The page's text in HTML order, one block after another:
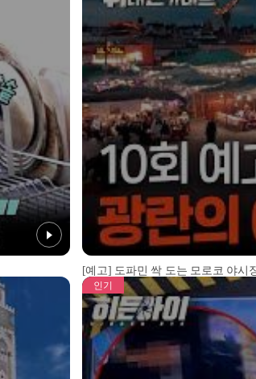
[예고] 도파민 싹 도는 모로코 야시
인기